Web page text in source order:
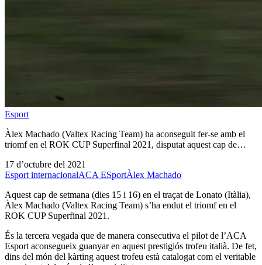
Esport
Àlex Machado (Valtex Racing Team) ha aconseguit fer-se amb el
triomf en el ROK CUP Superfinal 2021, disputat aquest cap de…
17 d’octubre del 2021
Esport internacionalACA ESportÀlex Machado
Aquest cap de setmana (dies 15 i 16) en el traçat de Lonato (Itàlia),
Àlex Machado (Valtex Racing Team) s’ha endut el triomf en el
ROK CUP Superfinal 2021.
És la tercera vegada que de manera consecutiva el pilot de l’ACA
Esport aconsegueix guanyar en aquest prestigiós trofeu italià. De fet,
dins del món del kàrting aquest trofeu està catalogat com el veritable